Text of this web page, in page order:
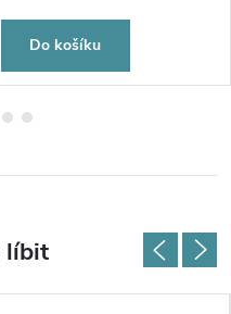
Do košíku